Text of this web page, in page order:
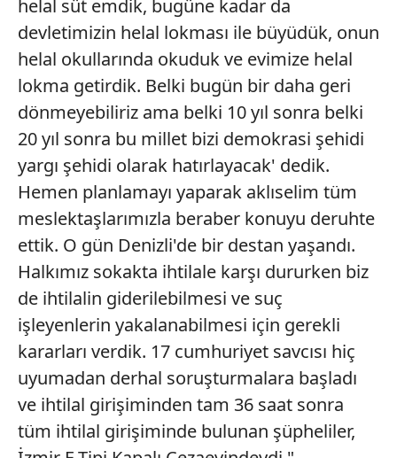
helal süt emdik, bugüne kadar da
devletimizin helal lokması ile büyüdük, onun
helal okullarında okuduk ve evimize helal
lokma getirdik. Belki bugün bir daha geri
dönmeyebiliriz ama belki 10 yıl sonra belki
20 yıl sonra bu millet bizi demokrasi şehidi
yargı şehidi olarak hatırlayacak' dedik.
Hemen planlamayı yaparak aklıselim tüm
meslektaşlarımızla beraber konuyu deruhte
ettik. O gün Denizli'de bir destan yaşandı.
Halkımız sokakta ihtilale karşı dururken biz
de ihtilalin giderilebilmesi ve suç
işleyenlerin yakalanabilmesi için gerekli
kararları verdik. 17 cumhuriyet savcısı hiç
uyumadan derhal soruşturmalara başladı
ve ihtilal girişiminden tam 36 saat sonra
tüm ihtilal girişiminde bulunan şüpheliler,